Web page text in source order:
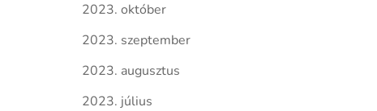
2023. október
2023. szeptember
2023. augusztus
2023. július